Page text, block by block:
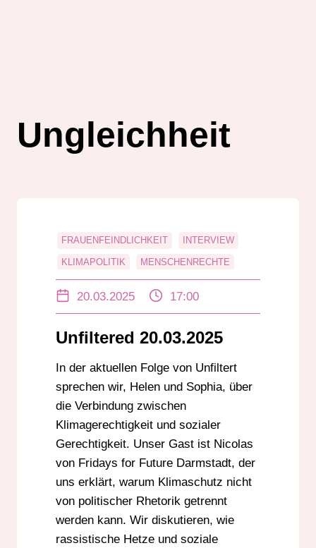
Ungleichheit
FRAUENFEINDLICHKEIT INTERVIEW
KLIMAPOLITIK MENSCHENRECHTE
RADIO DARMSTADT PODCAST
20.03.2025 17:00
Unfiltered 20.03.2025
In der aktuellen Folge von Unfiltert
sprechen wir, Helen und Sophia, über
die Verbindung zwischen
Klimagerechtigkeit und sozialer
Gerechtigkeit. Unser Gast ist Nicolas
von Fridays for Future Darmstadt, der
uns erklärt, warum Klimaschutz nicht
von politischer Rhetorik getrennt
werden kann. Wir diskutieren, wie
rassistische Hetze und soziale